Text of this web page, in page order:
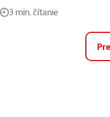
3 min. čítanie